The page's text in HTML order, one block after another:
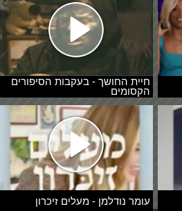
חיית החושך - בעקבות הסיפורים
הקסומים
עומר נודלמן - מעלים זיכרון